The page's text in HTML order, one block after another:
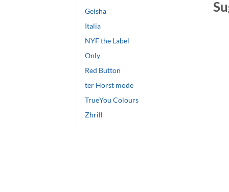
Geisha
Italia
NYF the Label
Only
Red Button
ter Horst mode
TrueYou Colours
Zhrill